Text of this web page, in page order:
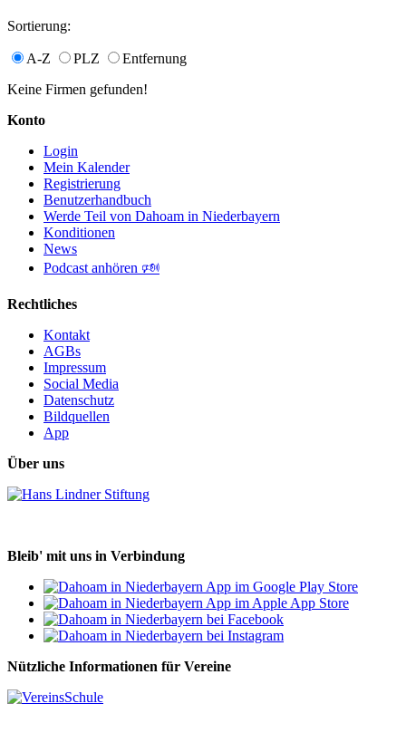
Sortierung:
A-Z PLZ
Entfernung
Keine Firmen gefunden!
Konto
Login
Mein Kalender
Registrierung
Benutzerhandbuch
Werde Teil von Dahoam in Niederbayern
Konditionen
News
Podcast anhören 🕬
Rechtliches
Kontakt
AGBs
Impressum
Social Media
Datenschutz
Bildquellen
App
Über uns
Bleib' mit uns in Verbindung
Nützliche Informationen für Vereine